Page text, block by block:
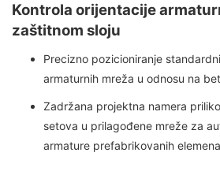
Kontrola orijentacije
zaštitnom sloju
Precizno pozicioniranje
armaturnih mreža u odnosu na
Zadržana projektna namera
setova u prilagođene mreže za
armature prefabrikovanih